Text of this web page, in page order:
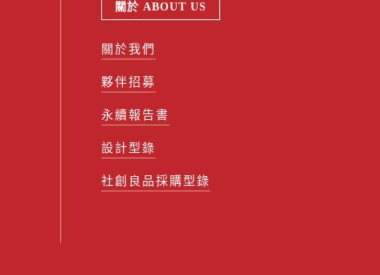
關於 ABOUT US
關於我們
夥伴招募
永續報告書
設計型錄
社創良品採購型錄